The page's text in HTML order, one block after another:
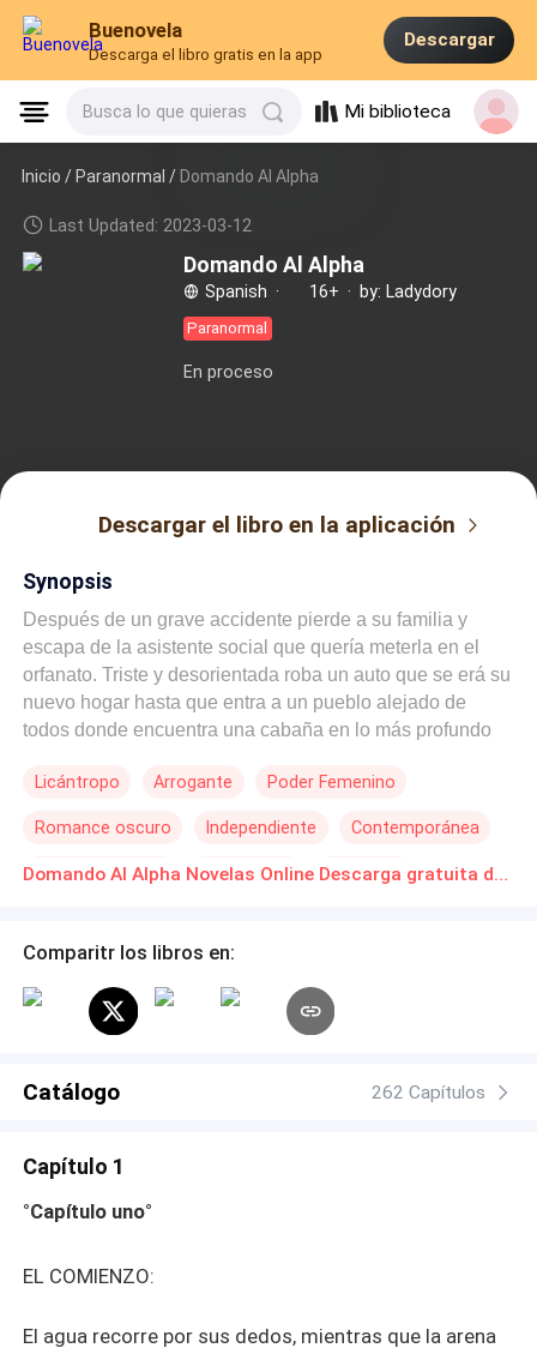
Buenovela
Descarga el libro gratis en la app
Descargar
Busca lo que quieras Mi biblioteca
Inicio /Paranormal / Domando Al Alpha
Last Updated: 2023-03-12
Domando Al Alpha
Spanish · 16+ · by: Ladydory
Paranormal
En proceso
Descargar el libro en la aplicación
Synopsis
Después de un grave accidente pierde a su familia y
escapa de la asistente social que quería meterla en el
orfanato. Triste y desorientada roba un auto que se erá su
nuevo hogar hasta que entra a un pueblo alejado de
todos donde encuentra una cabaña en lo más profundo
Licántropo Arrogante Poder Femenino
Romance oscuro Independiente Contemporánea
De Débil a Fuerte Superpoder Venganza Domando Al Alpha Novelas Online Descarga gratuita de PDF
Comparitr los libros en:
Catálogo 262 Capítulos
Capítulo 1
°Capítulo uno°
EL COMIENZO:
El agua recorre por sus dedos, mientras que la arena